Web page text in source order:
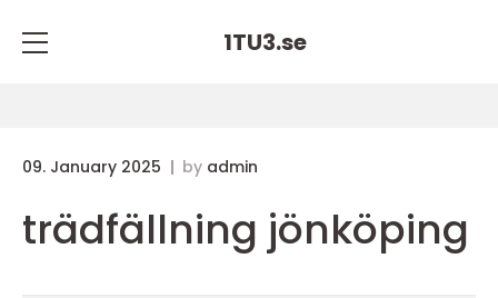
1TU3.se
09. January 2025 by admin
trädfällning jönköping